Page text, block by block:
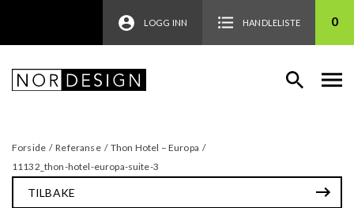
LOGG INN HANDLELISTE 0
Forside / Referanse / Thon Hotel – Europa /
11132_thon-hotel-europa-suite-3
TILBAKE